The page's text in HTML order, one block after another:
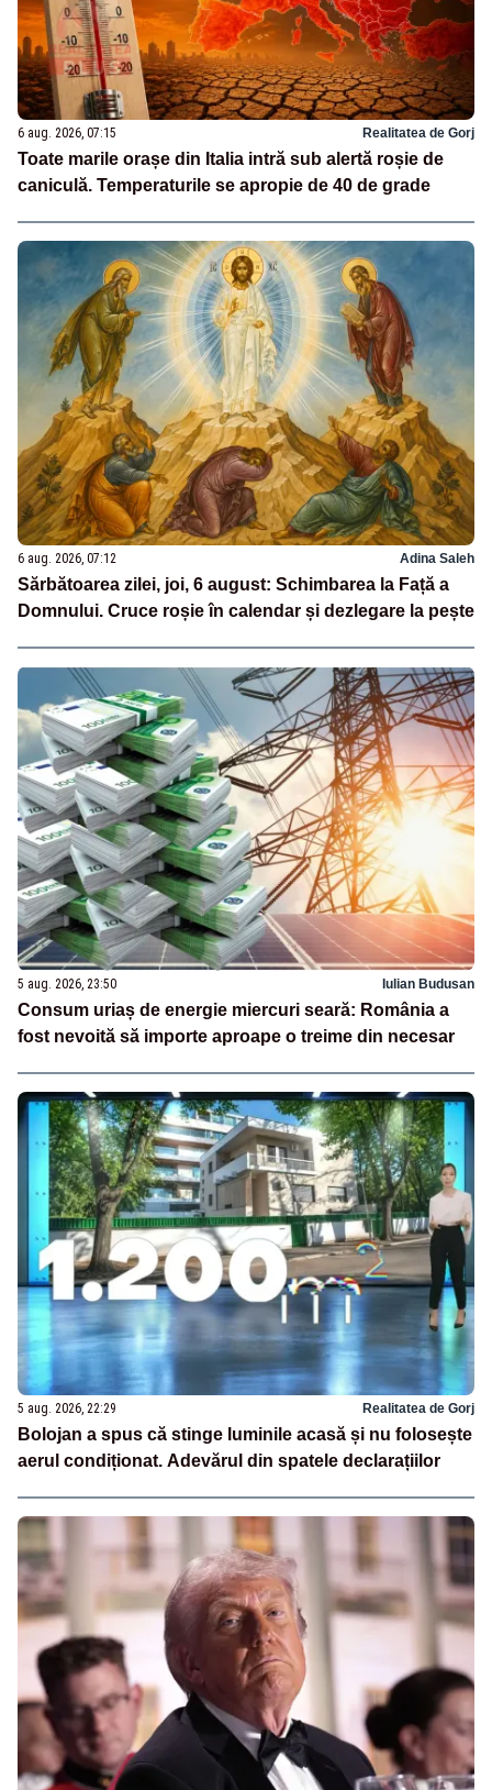
6 aug. 2026, 07:15 Realitatea de Gorj
Toate marile orașe din Italia intră sub alertă roșie de
caniculă. Temperaturile se apropie de 40 de grade
6 aug. 2026, 07:12 Adina Saleh
Sărbătoarea zilei, joi, 6 august: Schimbarea la Față a
Domnului. Cruce roșie în calendar și dezlegare la pește
5 aug. 2026, 23:50 Iulian Budusan
Consum uriaș de energie miercuri seară: România a
fost nevoită să importe aproape o treime din necesar
5 aug. 2026, 22:29 Realitatea de Gorj
Bolojan a spus că stinge luminile acasă și nu folosește
aerul condiționat. Adevărul din spatele declarațiilor